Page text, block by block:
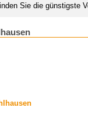
Sie die günstigste